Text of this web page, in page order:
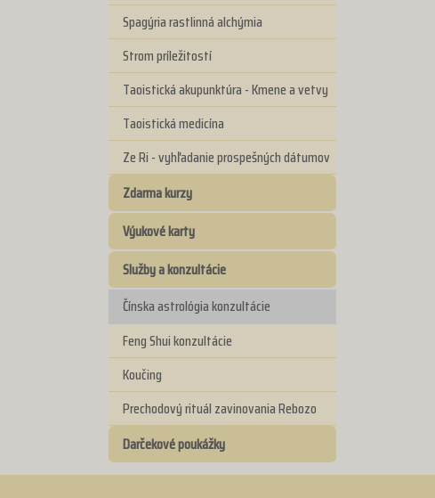
Spagýria rastlinná alchýmia
Strom príležitostí
Taoistická akupunktúra - Kmene a vetvy
Taoistická medicína
Ze Ri - vyhľadanie prospešných dátumov
Zdarma kurzy
Výukové karty
Služby a konzultácie
Čínska astrológia konzultácie
Feng Shui konzultácie
Koučing
Prechodový rituál zavinovania Rebozo
Darčekové poukážky